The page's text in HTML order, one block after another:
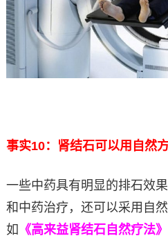
事实10：肾结石可以用自然
一些中药具有明显的排石效
和中药治疗，还可以采用自
如 《高来益肾结石自然疗法》